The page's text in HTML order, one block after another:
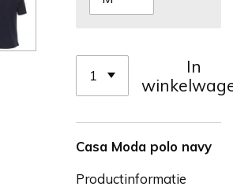
In
Casa Moda polo navy
Productinformatie